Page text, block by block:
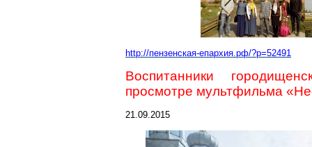
http://пензенская-епархия.рф/?p=52491
Воспитанники
просмотре мультфильма
21.09.2015